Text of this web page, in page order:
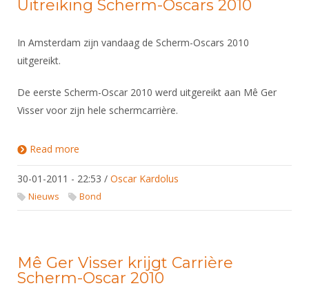
Uitreiking Scherm-Oscars 2010
In Amsterdam zijn vandaag de Scherm-Oscars 2010
uitgereikt.
De eerste Scherm-Oscar 2010 werd uitgereikt aan Mê Ger
Visser voor zijn hele schermcarrière.
Read more
30-01-2011 - 22:53 / Oscar Kardolus
Nieuws Bond
Mê Ger Visser krijgt Carrière
Scherm-Oscar 2010